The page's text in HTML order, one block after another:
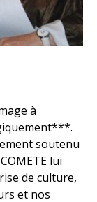
à
soutenu
lui
de culture,
et nos